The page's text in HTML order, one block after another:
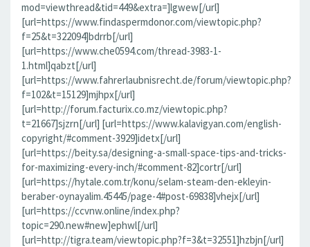
mod=viewthread&tid=449&extra=]lgwew[/url]
[url=https://www.findaspermdonor.com/viewtopic.php?
f=25&t=322094]bdrrb[/url]
[url=https://www.che0594.com/thread-3983-1-
1.html]qabzt[/url]
[url=https://www.fahrerlaubnisrecht.de/forum/viewtopic.php?
f=102&t=15129]mjhpx[/url]
[url=http://forum.facturix.co.mz/viewtopic.php?
t=21667]sjzrn[/url] [url=https://www.kalavigyan.com/english-
copyright/#comment-3929]idetx[/url]
[url=https://beity.sa/designing-a-small-space-tips-and-tricks-
for-maximizing-every-inch/#comment-82]cortr[/url]
[url=https://hytale.com.tr/konu/selam-steam-den-ekleyin-
beraber-oynayalim.45445/page-4#post-69838]vhejx[/url]
[url=https://ccvnw.online/index.php?
topic=290.new#new]ephwl[/url]
[url=http://tigra.team/viewtopic.php?f=3&t=32551]hzbjn[/url]